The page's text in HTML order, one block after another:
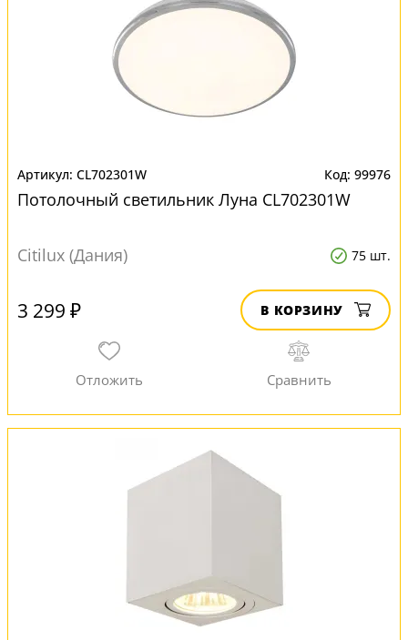
CL702301W 99976
Потолочный светильник Луна CL702301W
Citilux (Дания) 75 шт.
3 299 ₽ В КОРЗИНУ